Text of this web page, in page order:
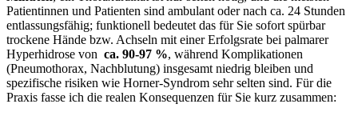
Patientinnen und Patienten sind ambulant oder nach ca. 24 Stunden
entlassungsfähig; funktionell⁤ bedeutet das für Sie sofort‌ spürbar
trockene⁤ Hände bzw. Achseln mit einer Erfolgsrate bei palmarer
Hyperhidrose von ⁤ ca. 90-97 %, während Komplikationen
(Pneumothorax, Nachblutung) insgesamt niedrig bleiben und
spezifische risiken wie Horner‑Syndrom sehr selten sind. Für die
Praxis fasse ich die realen‍ Konsequenzen für Sie⁣ kurz zusammen: